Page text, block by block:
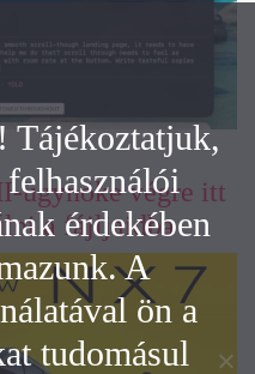
ügynöke végre itt
a fájljaidba
Tájékoztatjuk,
érdekében
A
ön a
tudomásul